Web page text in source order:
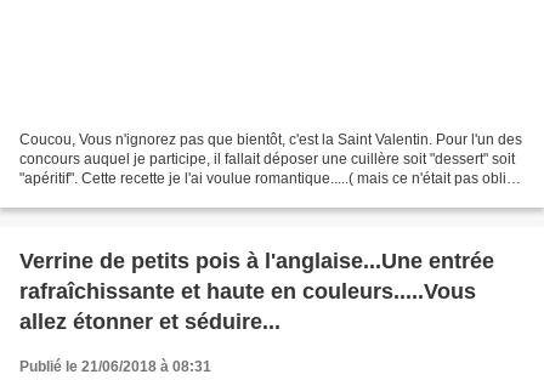
Coucou, Vous n'ignorez pas que bientôt, c'est la Saint Valentin. Pour l'un des
concours auquel je participe, il fallait déposer une cuillère soit "dessert" soit
"apéritif". Cette recette je l'ai voulue romantique.....( mais ce n'était pas obligé
Verrine de petits pois à l'anglaise...Une entrée
rafraîchissante et haute en couleurs.....Vous
allez étonner et séduire...
Publié le 21/06/2018 à 08:31